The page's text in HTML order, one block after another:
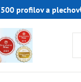
profilov a plechov